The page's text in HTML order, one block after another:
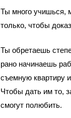
Ты много учишься,
только, чтобы
Ты обретаешь
рано начинаешь
съемную квартиру
Чтобы дать им то,
смогут полюбить.